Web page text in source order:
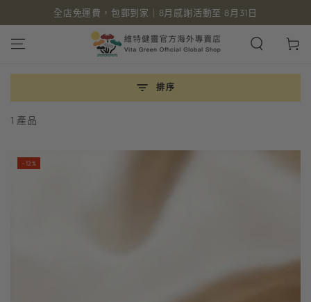
跳到內容
全店免運費，包郵到家｜8月感謝活動至 8月31日
購
物
排序
1 產品
–12%